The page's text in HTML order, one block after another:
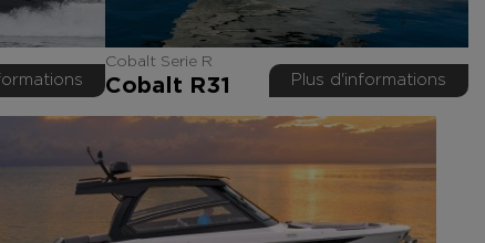
Cobalt Serie R
Cobalt R31 Plus d'informations